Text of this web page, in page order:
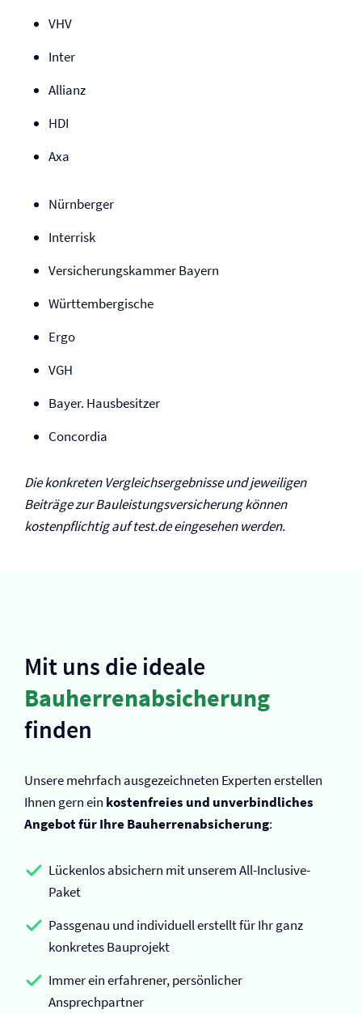
VHV
Inter
Allianz
HDI
Axa
Nürnberger
Interrisk
Versicherungskammer Bayern
Württembergische
Ergo
VGH
Bayer. Hausbesitzer
Concordia
Die konkreten Vergleichsergebnisse und jeweiligen
Beiträge zur Bauleistungs­versicherung können
kostenpflichtig auf test.de eingesehen werden.
Mit uns die ideale
Bauherrenabsicherung
finden
Unsere mehrfach ausgezeichneten Experten erstellen
Ihnen gern ein kostenfreies und unverbindliches
Angebot für Ihre Bauherrenabsicherung:
Lückenlos absichern mit unserem All-Inclusive-
Paket
Passgenau und individuell erstellt für Ihr ganz
konkretes Bauprojekt
Immer ein erfahrener, persönlicher
Ansprechpartner